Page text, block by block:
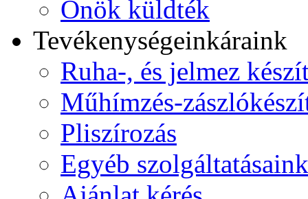
Önök küldték
Tevékenységeinkáraink
Ruha-, és jelmez
Műhímzés-
Pliszírozás
Egyéb szolgáltatásaink